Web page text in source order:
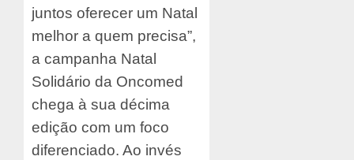
juntos oferecer um Natal
melhor a quem precisa”,
a campanha Natal
Solidário da Oncomed
chega à sua décima
edição com um foco
diferenciado. Ao invés